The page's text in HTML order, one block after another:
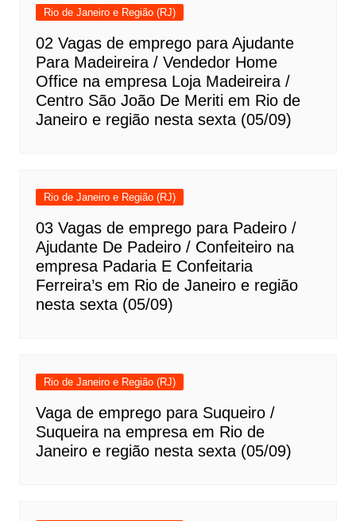
Rio de Janeiro e Região (RJ)
02 Vagas de emprego para Ajudante
Para Madeireira / Vendedor Home
Office na empresa Loja Madeireira /
Centro São João De Meriti em Rio de
Janeiro e região nesta sexta (05/09)
Rio de Janeiro e Região (RJ)
03 Vagas de emprego para Padeiro /
Ajudante De Padeiro / Confeiteiro na
empresa Padaria E Confeitaria
Ferreira’s em Rio de Janeiro e região
nesta sexta (05/09)
Rio de Janeiro e Região (RJ)
Vaga de emprego para Suqueiro /
Suqueira na empresa em Rio de
Janeiro e região nesta sexta (05/09)